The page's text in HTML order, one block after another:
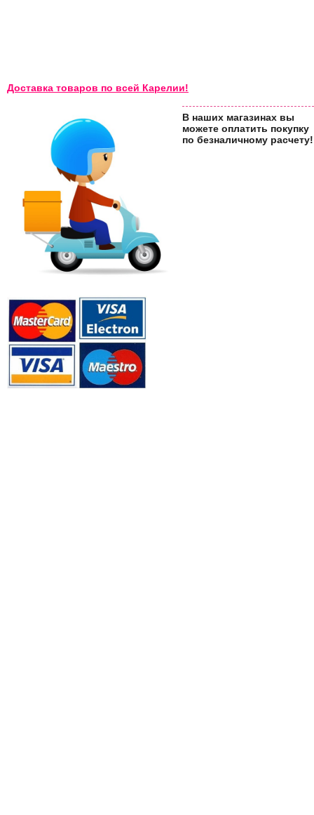
Доставка товаров по всей Карелии!
В наших магазинах вы
можете оплатить покупку
по безналичному расчету!